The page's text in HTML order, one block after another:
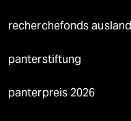
recherchefonds ausland
panterstiftung
panterpreis 2026